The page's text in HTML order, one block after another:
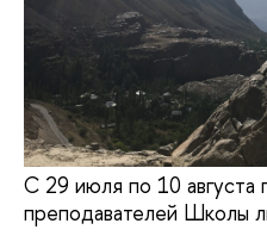
С 29 июля по 10 августа
преподавателей Школы